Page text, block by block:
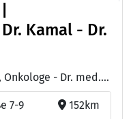
Kamal - Dr.
Ärzte: Dr. med. Haytham Kamal, Onkologe - Dr. med. David C. Dorn, Onkologe
7-9
152km